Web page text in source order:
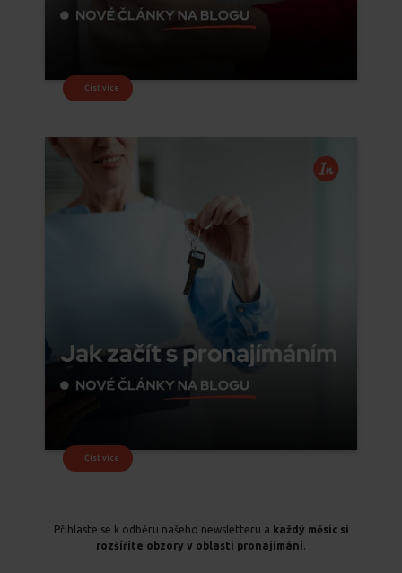
Číst více
Číst více
Přihlaste se k odběru našeho newsletteru a každý měsíc si
rozšíříte obzory v oblasti pronajímání.